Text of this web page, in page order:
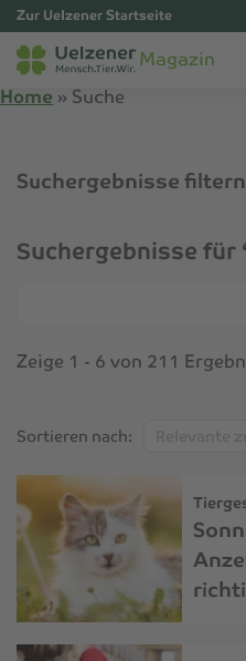
Zur Uelzener Startseite
Magazin
Home » Suche
Suchergebnisse filtern
Suchergebnisse für
Zeige 1 - 6 von 211
Sortieren nach: